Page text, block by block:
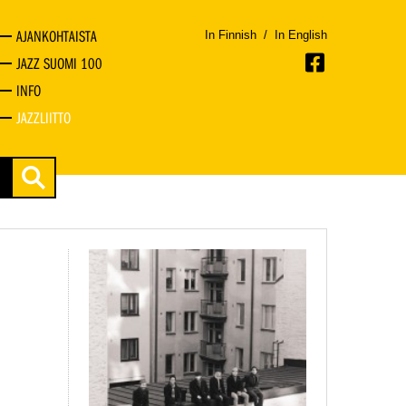
AJANKOHTAISTA
JAZZ SUOMI 100
INFO
JAZZLIITTO
In Finnish / In English